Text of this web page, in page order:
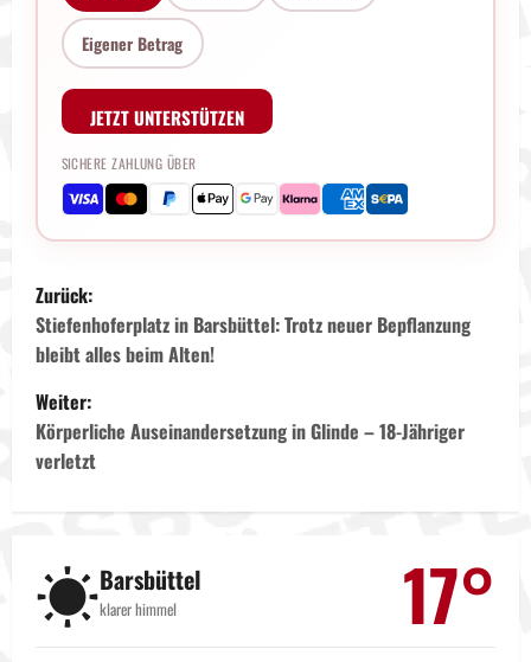
Eigener Betrag
JETZT UNTERSTÜTZEN
SICHERE ZAHLUNG ÜBER
B
e
i
t
r
g
s
Zurück:
Stiefenhoferplatz in Barsbüttel: Trotz neuer Bepflanzung
bleibt alles beim Alten!
Weiter:
Körperliche Auseinandersetzung in Glinde – 18-Jähriger
verletzt
☀️Barsbüttel
klarer himmel 17°